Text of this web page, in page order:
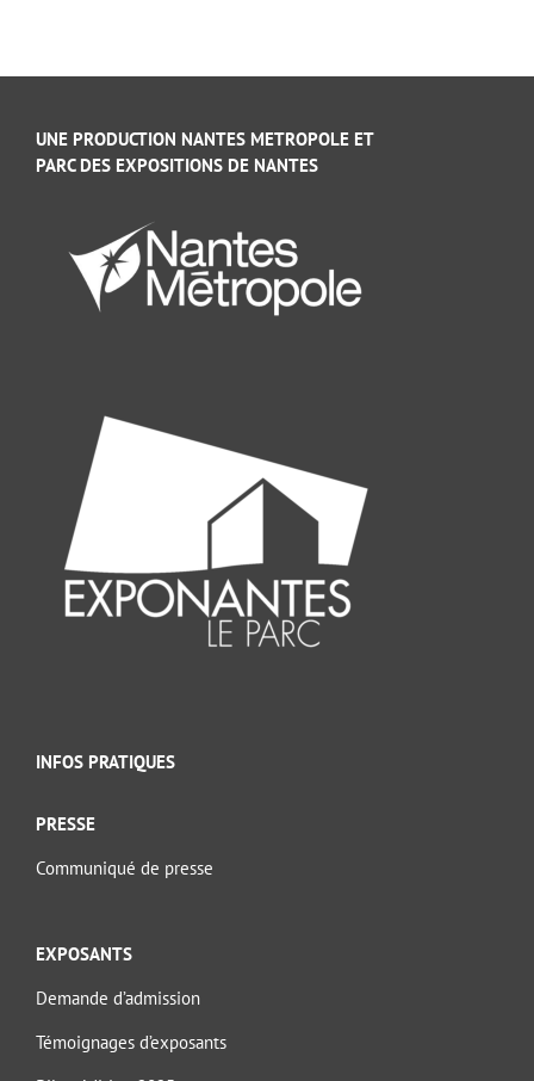
UNE PRODUCTION NANTES METROPOLE ET
PARC DES EXPOSITIONS DE NANTES
INFOS PRATIQUES
PRESSE
Communiqué de presse
EXPOSANTS
Demande d’admission
Témoignages d’exposants